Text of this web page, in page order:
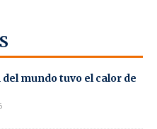
mundo tuvo el calor de